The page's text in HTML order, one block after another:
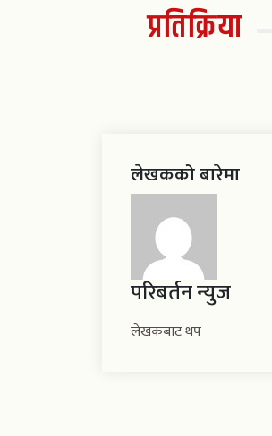
प्रतिक्रिया
लेखकको बारेमा
परिबर्तन न्युज
लेखकबाट थप